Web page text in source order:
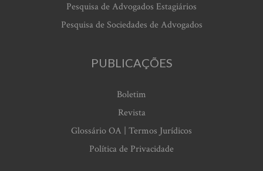
Pesquisa de Advogados Estagiários
Pesquisa de Sociedades de Advogados
PUBLICAÇÕES
Boletim
Revista
Glossário OA | Termos Jurídicos
Política de Privacidade